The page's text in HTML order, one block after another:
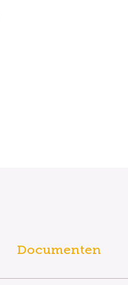
Documenten